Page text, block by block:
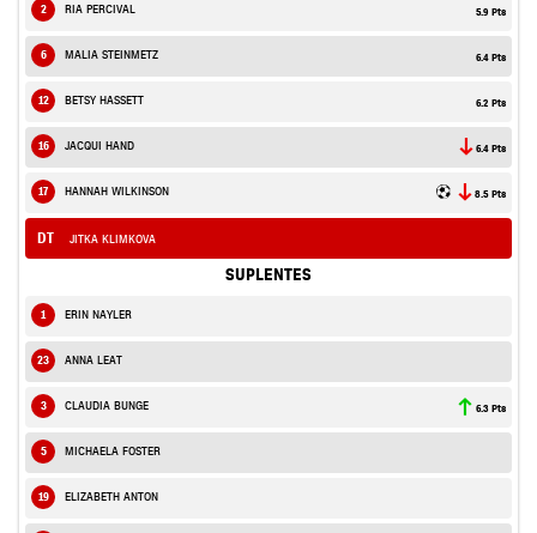
2 RIA PERCIVAL 5.9 Pts
6 MALIA STEINMETZ 6.4 Pts
12 BETSY HASSETT 6.2 Pts
16 JACQUI HAND 6.4 Pts
17 HANNAH WILKINSON 8.5 Pts
DT JITKA KLIMKOVA
SUPLENTES
1 ERIN NAYLER
23 ANNA LEAT
3 CLAUDIA BUNGE 6.3 Pts
5 MICHAELA FOSTER
19 ELIZABETH ANTON